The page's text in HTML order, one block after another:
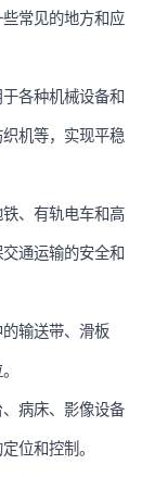
常见的地方和应
各种机械设备和
机等，实现平稳
、有轨电车和高
通运输的安全和
输送带、滑板
病床、影像设备
位和控制。